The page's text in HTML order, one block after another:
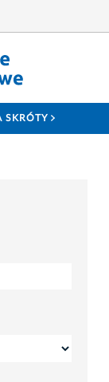
SKRÓTY